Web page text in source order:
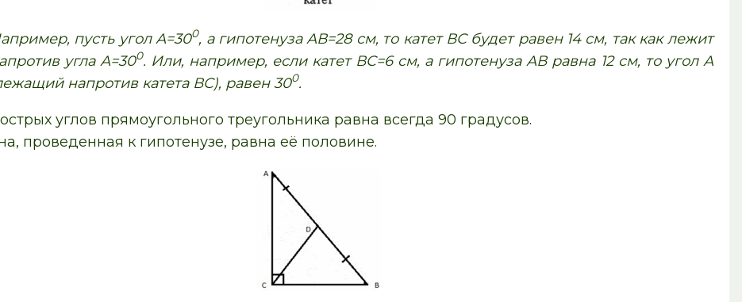
пусть угол А=300, а гипотенуза АВ=28 см, то катет ВС будет равен 14 см, так как лежит
угла А=300. Или, например, если катет ВС=6 см, а гипотенуза АВ равна 12 см, то угол А
напротив катета ВС), равен 300.
углов прямоугольного треугольника равна всегда 90 градусов.
проведенная к гипотенузе, равна её половине.